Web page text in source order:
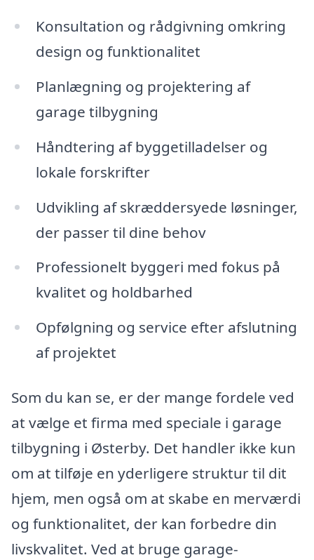
Konsultation og rådgivning omkring
design og funktionalitet
Planlægning og projektering af
garage tilbygning
Håndtering af byggetilladelser og
lokale forskrifter
Udvikling af skræddersyede løsninger,
der passer til dine behov
Professionelt byggeri med fokus på
kvalitet og holdbarhed
Opfølgning og service efter afslutning
af projektet
Som du kan se, er der mange fordele ved
at vælge et firma med speciale i garage
tilbygning i Østerby. Det handler ikke kun
om at tilføje en yderligere struktur til dit
hjem, men også om at skabe en merværdi
og funktionalitet, der kan forbedre din
livskvalitet. Ved at bruge garage-